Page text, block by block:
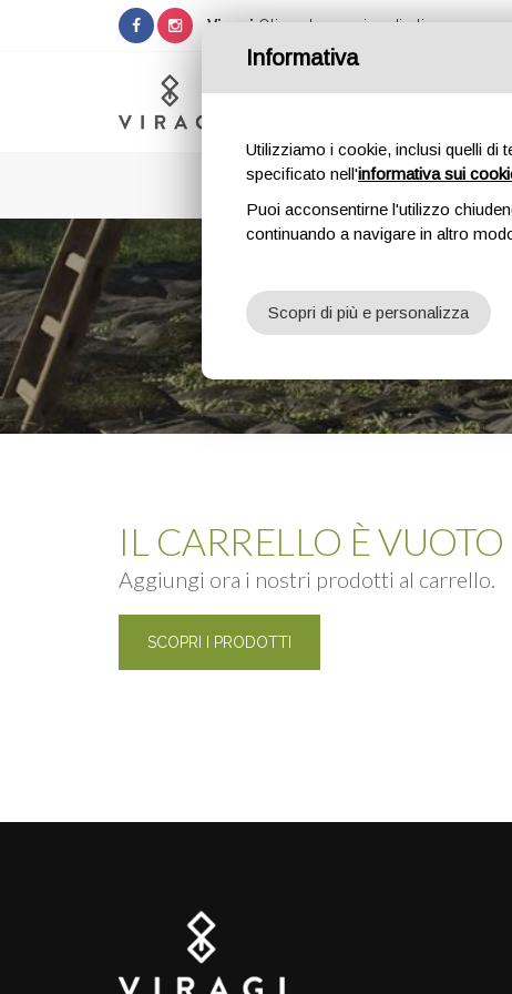
Viragi Olio extra vergine di oliva
IL CARRELLO È VUOTO
Aggiungi ora i nostri prodotti al carrello.
SCOPRI I PRODOTTI
Informativa
Utilizziamo i cookie, inclusi quelli di
specificato nell'informativa sui
Puoi acconsentirne l'utilizzo
continuando a navigare in altro
Scopri di più e personalizza